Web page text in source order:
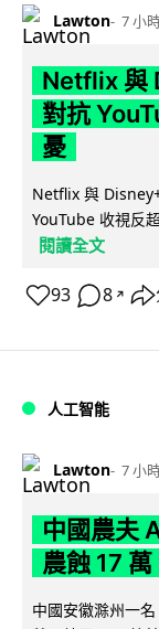
Lawton 7 小
Netflix 與
對抗
憂
Netflix 與
YouTube 收視反
閱讀全文
93 8 ↗
人工智能
Lawton 7 小
中國農夫
農蝕 17
中國安徽滁州一